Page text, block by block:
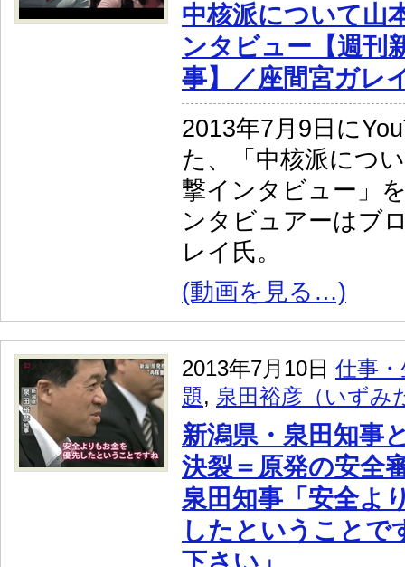
中核派について山
ンタビュー【週刊
事】／座間宮ガレ
2013年7月9日に
た、「中核派につ
撃インタビュー」
ンタビュアーはブ
レイ氏。
(動画を見る…)
2013年7月10日 仕事
題, 泉田裕彦（いずみ
新潟県・泉田知事
決裂＝原発の安全
泉田知事「安全よ
したということで